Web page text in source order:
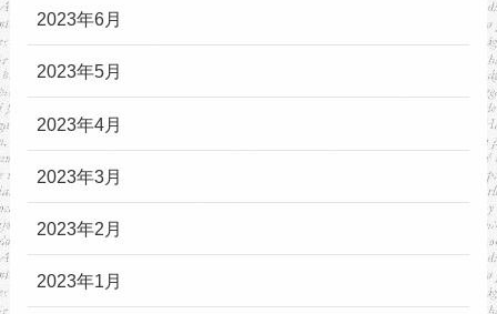
2023年6月
2023年5月
2023年4月
2023年3月
2023年2月
2023年1月